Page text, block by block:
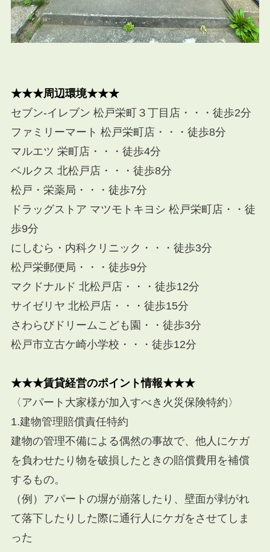
★★★周辺環境★★★
セブン-イレブン 松戸栄町３丁目店・・・徒歩2分
ファミリーマート 松戸栄町店・・・徒歩8分
マルエツ 栄町店・・・徒歩4分
ベルクス 北松戸店・・・徒歩8分
松戸・栄薬局・・・徒歩7分
ドラッグストア マツモトキヨシ 松戸栄町店・・徒
歩9分
にしむら・内科クリニック・・・徒歩3分
松戸栄郵便局・・・徒歩9分
マクドナルド 北松戸店・・・徒歩12分
サイゼリヤ 北松戸店・・・徒歩15分
さわらびドリームこども園・・徒歩3分
松戸市立古ケ崎小学校・・・徒歩12分
★★★賃貸経営のポイント情報★★★
〈アパート大家様が加入すべき火災保険特約〉
1.建物管理賠償責任特約
建物の管理不備による偶然の事故で、他人にケガ
を負わせたり物を破損したときの賠償費用を補償
するもの。
（例）アパートの塀が崩落したり、壁面が剥がれ
て落下したりした際に通行人にケガをさせてしま
った